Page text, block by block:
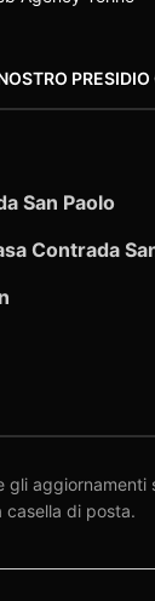
PRESIDIO
San Paolo
Contrada
gli aggiornamenti
casella di posta.